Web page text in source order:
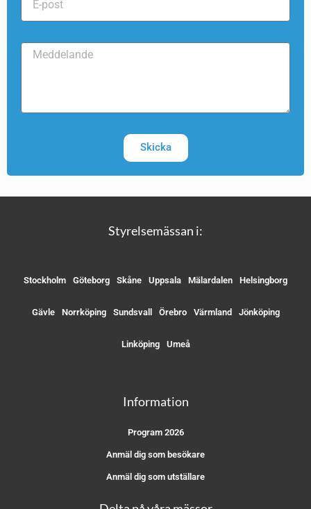
Skicka
Styrelsemässan i:
Stockholm Göteborg Skåne Uppsala Mälardalen Helsingborg
Gävle Norrköping Sundsvall Örebro Värmland Jönköping
Linköping Umeå
Information
Program 2026
Anmäl dig som besökare
Anmäl dig som utställare